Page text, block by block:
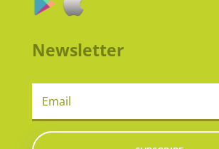
Newsletter